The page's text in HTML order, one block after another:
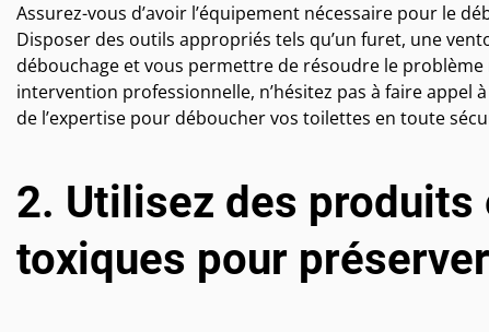
Assurez-vous d’avoir l’équipement nécessaire pour le
Disposer des outils appropriés tels qu’un furet, une
débouchage et vous permettre de résoudre le
intervention professionnelle, n’hésitez pas à faire
de l’expertise pour déboucher vos toilettes en toute
2. Utilisez des
toxiques pour